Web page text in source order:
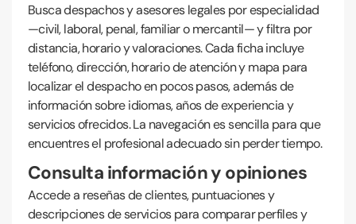
Busca despachos y asesores legales por especialidad
—civil, laboral, penal, familiar o mercantil— y filtra por
distancia, horario y valoraciones. Cada ficha incluye
teléfono, dirección, horario de atención y mapa para
localizar el despacho en pocos pasos, además de
información sobre idiomas, años de experiencia y
servicios ofrecidos. La navegación es sencilla para que
encuentres el profesional adecuado sin perder tiempo.
Consulta información y opiniones
Accede a reseñas de clientes, puntuaciones y
descripciones de servicios para comparar perfiles y